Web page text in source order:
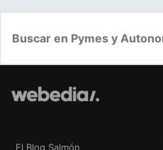
El Blog Salmón